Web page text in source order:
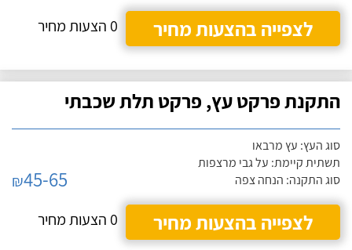
לצפייה בהצעות מחיר
0 הצעות מחיר
התקנת פרקט עץ, פרקט תלת שכבתי
סוג העץ: עץ מרבאו
תשתית קיימת: על גבי מרצפות
סוג התקנה: הנחה צפה
₪45-65
לצפייה בהצעות מחיר
0 הצעות מחיר